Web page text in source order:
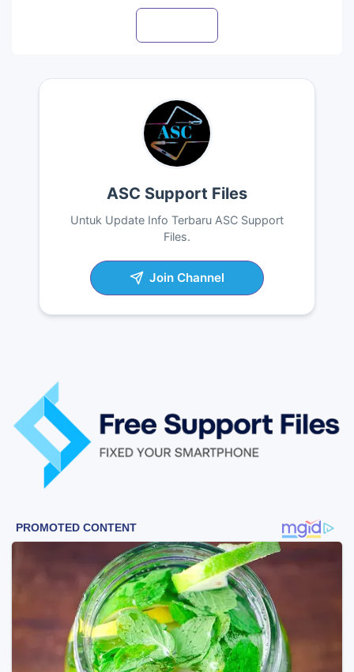
ASC Support Files
Untuk Update Info Terbaru ASC Support
Files.
Join Channel